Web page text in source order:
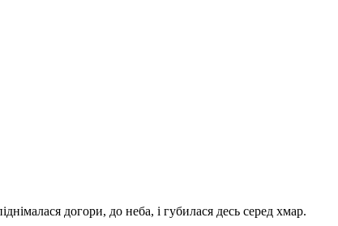
догори, до неба, і губилася десь серед хмар.